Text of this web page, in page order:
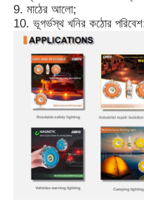
9. মাঠের আলো;
10. ভূগর্ভস্থ খনির কঠোর